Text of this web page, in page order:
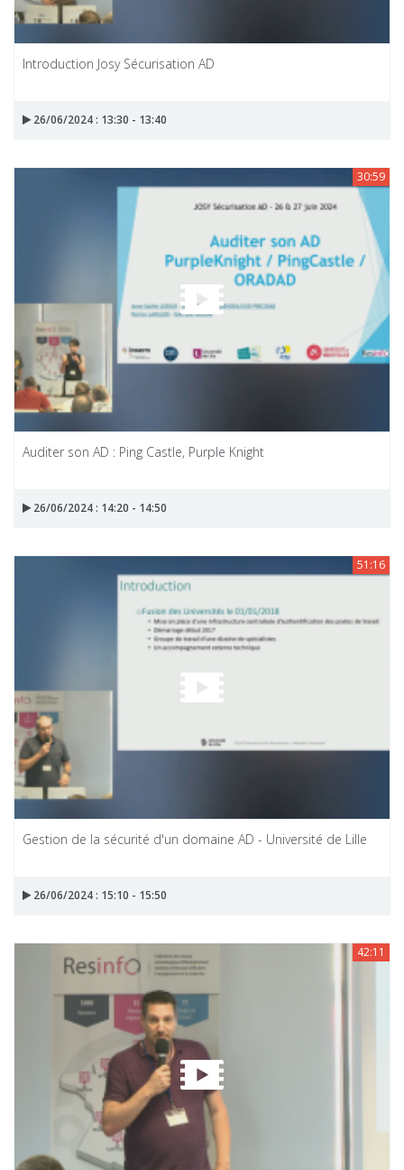
Introduction Josy Sécurisation AD
26/06/2024 : 13:30 - 13:40
30:59
Auditer son AD : Ping Castle, Purple Knight
26/06/2024 : 14:20 - 14:50
51:16
Gestion de la sécurité d'un domaine AD - Université de Lille
26/06/2024 : 15:10 - 15:50
42:11